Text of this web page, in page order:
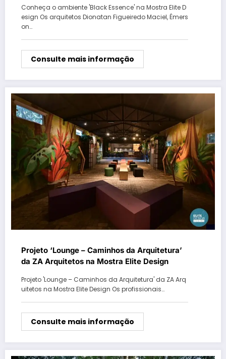
Conheça o ambiente 'Black Essence' na Mostra Elite D
esign Os arquitetos Dionatan Figueiredo Maciel, Émers
on…
Consulte mais informação
Projeto ‘Lounge – Caminhos da Arquitetura’
da ZA Arquitetos na Mostra Elite Design
Projeto 'Lounge – Caminhos da Arquitetura' da ZA Arq
uitetos na Mostra Elite Design Os profissionais…
Consulte mais informação